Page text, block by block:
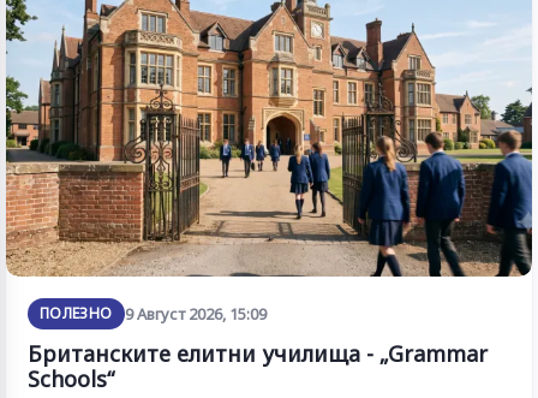
ПОЛЕЗНО 9 Август 2026, 15:09
Британските елитни училища - „Grammar
Schools“